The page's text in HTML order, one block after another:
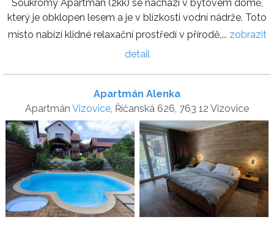
Soukromý Apartmán (2kk) se nachází v bytovém domě,
který je obklopen lesem a je v blízkosti vodní nádrže. Toto
místo nabízí klidné relaxační prostředí v přírodě,... zobrazit
detail
Apartmán Alenka
Apartmán Vizovice, Říčanská 626, 763 12 Vizovice